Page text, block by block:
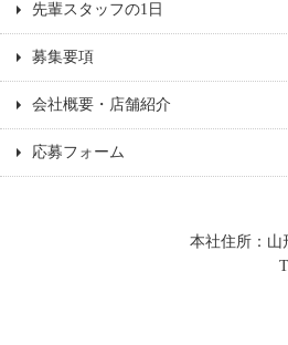
先輩スタッフの1日
募集要項
会社概要・店舗紹介
応募フォーム
本社住所：山